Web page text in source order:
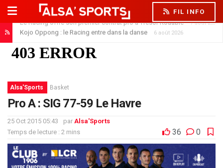
FIL INFO
Le Racing offre son premier contrat pro à Trésor Kouablé
Kojo Oppong : le Racing entre dans la danse
Alsa'Sports Basket
Pro A : SIG 77-59 Le Havre
25 Oct 2015 05:43 par Alsa'Sports
Temps de lecture : 2 mins
36 0